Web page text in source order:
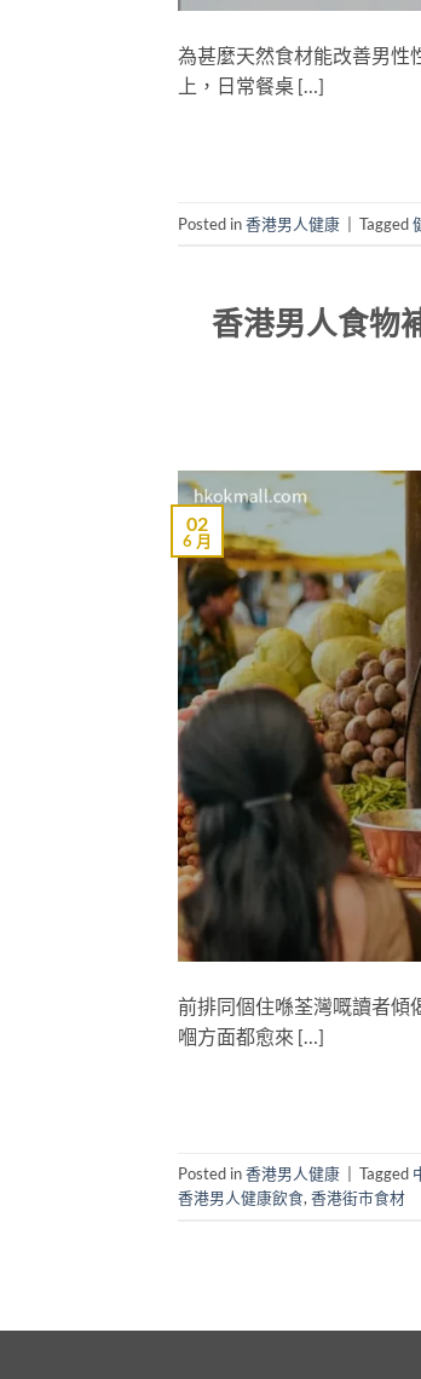
為甚麼天然食材能改善男性
上，日常餐桌 […]
Posted in香港男人健康 | Tagged
香港男人食物
02
6 月
前排同個住喺荃灣嘅讀者傾
嗰方面都愈來 […]
Posted in香港男人健康 Tagged
香港男人健康飲食, 香港街市食材